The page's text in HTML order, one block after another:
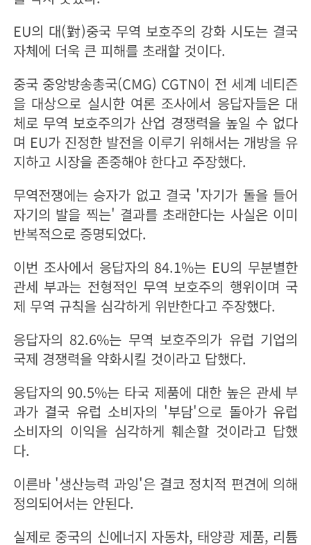
EU의 대(對)중국 무역 보호주의 강화 시도는 결국
자체에 더욱 큰 피해를 초래할 것이다.
중국 중앙방송총국(CMG) CGTN이 전 세계 네티즌
을 대상으로 실시한 여론 조사에서 응답자들은 대
체로 무역 보호주의가 산업 경쟁력을 높일 수 없다
며 EU가 진정한 발전을 이루기 위해서는 개방을 유
지하고 시장을 존중해야 한다고 주장했다.
무역전쟁에는 승자가 없고 결국 '자기가 돌을 들어
자기의 발을 찍는' 결과를 초래한다는 사실은 이미
반복적으로 증명되었다.
이번 조사에서 응답자의 84.1%는 EU의 무분별한
관세 부과는 전형적인 무역 보호주의 행위이며 국
제 무역 규칙을 심각하게 위반한다고 주장했다.
응답자의 82.6%는 무역 보호주의가 유럽 기업의
국제 경쟁력을 약화시킬 것이라고 답했다.
응답자의 90.5%는 타국 제품에 대한 높은 관세 부
과가 결국 유럽 소비자의 '부담'으로 돌아가 유럽
소비자의 이익을 심각하게 훼손할 것이라고 답했
다.
이른바 '생산능력 과잉'은 결코 정치적 편견에 의해
정의되어서는 안된다.
실제로 중국의 신에너지 자동차, 태양광 제품, 리튬